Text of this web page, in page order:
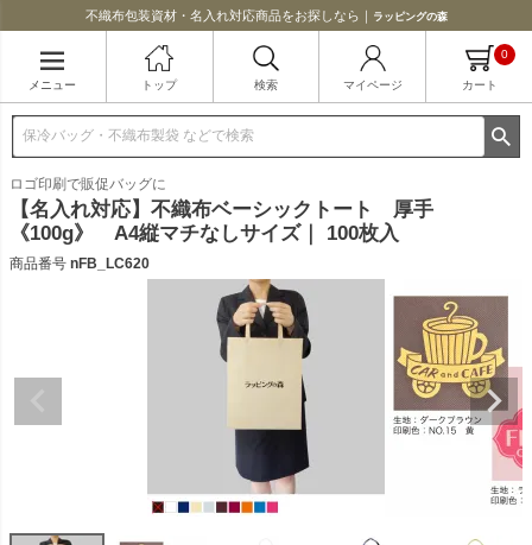
不織布包装資材・名入れ対応商品をお探しなら｜ ラッピングの森
メニュー トップ 検索 マイページ カート
0
ロゴ印刷で販促バッグに
【名入れ対応】不織布ベーシックトート 厚手
《100g》 A4縦マチなしサイズ｜ 100枚入
商品番号 nFB_LC620